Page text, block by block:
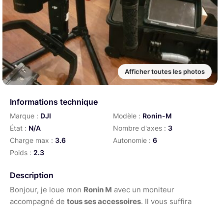
Afficher toutes les photos
Informations technique
Marque : DJI Modèle : Ronin-M
État : N/A Nombre d'axes : 3
Charge max : 3.6 Autonomie : 6
Poids : 2.3
Description
Bonjour, je loue mon Ronin M avec un moniteur
accompagné de tous ses accessoires. Il vous suffira